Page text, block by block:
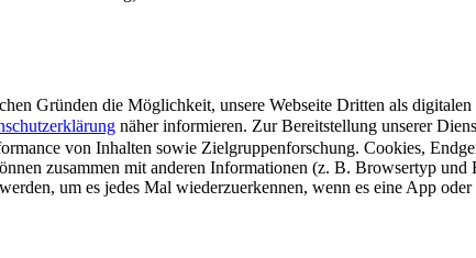
Gründen die Möglichkeit, unsere Webseite Dritten als
näher informieren. Zur Bereitstellung unserer
von Inhalten sowie Zielgruppenforschung. Cookies,
zusammen mit anderen Informationen (z. B. Browsertyp
um es jedes Mal wiederzuerkennen, wenn es eine App